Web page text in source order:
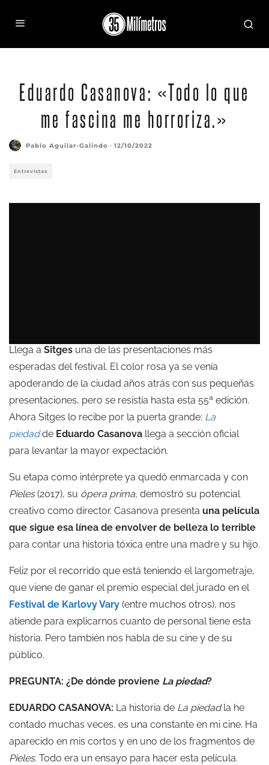
Eduardo Casanova: «Todo lo que
me fascina me horroriza.»
Pablo Aguilar-Galindo · 12/10/2022
Entrevistas
Llega a Sitges una de las presentaciones más
esperadas del festival. El color rosa ya se venía
apoderando de la ciudad años atrás con sus pequeñas
presentaciones, pero se resistía hasta esta 55ª edición.
Ahora Sitges lo recibe por la puerta grande: La
piedadde Eduardo Casanova llega a sección oficial
para levantar la mayor expectación.
Su etapa como intérprete ya quedó enmarcada y con
Pieles(2017), su ópera prima, demostró su potencial
creativo como director. Casanova presenta una película
que sigue esa línea de envolver de belleza lo terrible
para contar una historia tóxica entre una madre y su hijo.
Feliz por el recorrido que está teniendo el largometraje,
que viene de ganar el premio especial del jurado en el
Festival de Karlovy Vary (entre muchos otros), nos
atiende para explicarnos cuanto de personal tiene esta
historia. Pero también nos habla de su cine y de su
público.
PREGUNTA: ¿De dónde proviene La piedad?
EDUARDO CASANOVA: La historia de La piedadla he
contado muchas veces, es una constante en mi cine. Ha
aparecido en mis cortos y en uno de los fragmentos de
Pieles. Todo era un ensayo para hacer esta película.